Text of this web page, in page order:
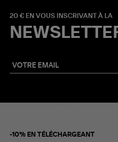
20 € EN VOUS INSCRIVANT À LA
-10% EN TÉLÉCHARGEANT